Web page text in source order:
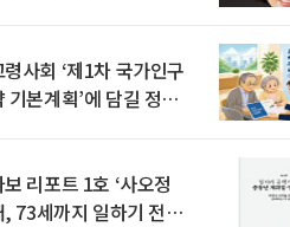
사회 ‘제1차 국가인구
기본계획’에 담길 정책
리포트 1호 ‘사오정
73세까지 일하기 전략’